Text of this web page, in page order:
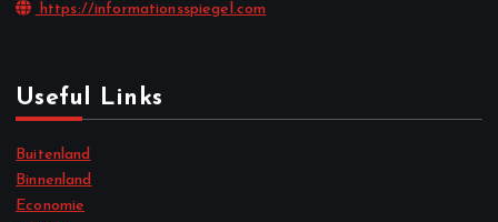
https://informationsspiegel.com
Useful Links
Buitenland
Binnenland
Economie